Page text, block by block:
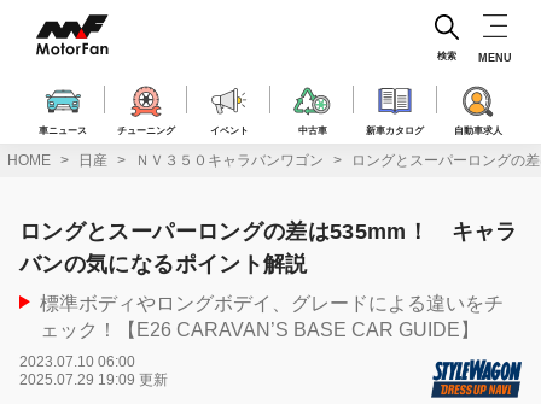
ス
車ニュース チューニング イベント 中古車 新車カタログ 自動車求人
検索 MENU
HOME 日産 ＮＶ３５０キャラバンワゴン ロングとスーパーロングの
ロングとスーパーロングの差は535mm！ キャラ
バンの気になるポイント解説
標準ボディやロングボデイ、グレードによる違いをチ
ェック！【E26 CARAVAN’S BASE CAR GUIDE】
2023.07.10 06:00
2025.07.29 19:09 更新